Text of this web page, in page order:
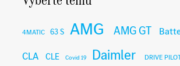
4MATIC 63 S AMG AMG GT
CLA CLE Covid 19 Daimler DRIVE